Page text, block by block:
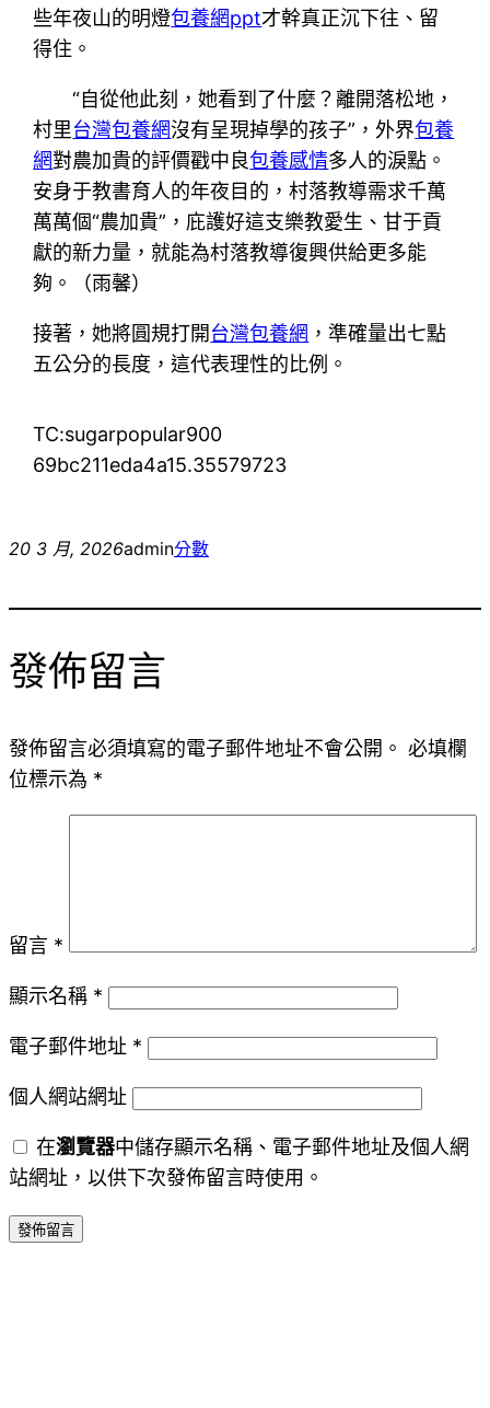
些年夜山的明燈包養網ppt才幹真正沉下往、留
得住。
“自從他此刻，她看到了什麼？離開落松地，
村里台灣包養網沒有呈現掉學的孩子”，外界包養
網對農加貴的評價戳中良包養感情多人的淚點。
安身于教書育人的年夜目的，村落教導需求千萬
萬萬個“農加貴”，庇護好這支樂教愛生、甘于貢
獻的新力量，就能為村落教導復興供給更多能
夠。（雨馨）
接著，她將圓規打開台灣包養網 ，準確量出七點
五公分的長度，這代表理性的比例。
TC:sugarpopular900
69bc211eda4a15.35579723
20 3 月, 2026admin分數
發佈留言
發佈留言必須填寫的電子郵件地址不會公開。 必填欄
位標示為 *
留言 *
顯示名稱 *
電子郵件地址 *
個人網站網址
在瀏覽器中儲存顯示名稱、電子郵件地址及個人網
站網址，以供下次發佈留言時使用。